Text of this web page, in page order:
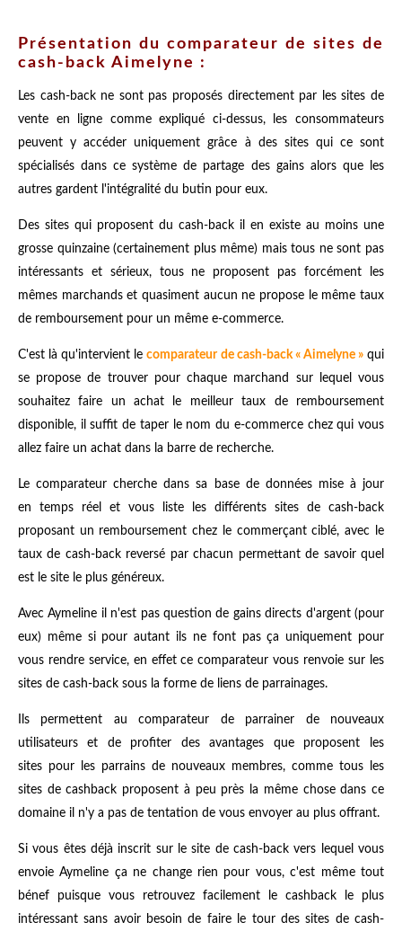
Présentation du comparateur de sites de
cash-back Aimelyne :
Les cash-back ne sont pas proposés directement par les sites de
vente en ligne comme expliqué ci-dessus, les consommateurs
peuvent y accéder uniquement grâce à des sites qui ce sont
spécialisés dans ce système de partage des gains alors que les
autres gardent l'intégralité du butin pour eux.
Des sites qui proposent du cash-back il en existe au moins une
grosse quinzaine (certainement plus même) mais tous ne sont pas
intéressants et sérieux, tous ne proposent pas forcément les
mêmes marchands et quasiment aucun ne propose le même taux
de remboursement pour un même e-commerce.
C'est là qu'intervient lecomparateur de cash-back « Aimelyne »qui
se propose de trouver pour chaque marchand sur lequel vous
souhaitez faire un achat le meilleur taux de remboursement
disponible, il suffit de taper le nom du e-commerce chez qui vous
allez faire un achat dans la barre de recherche.
Le comparateur cherche dans sa base de données mise à jour
en temps réel et vous liste les différents sites de cash-back
proposant un remboursement chez le commerçant ciblé, avec le
taux de cash-back reversé par chacun permettant de savoir quel
est le site le plus généreux.
Avec Aymeline il n'est pas question de gains directs d'argent (pour
eux) même si pour autant ils ne font pas ça uniquement pour
vous rendre service, en effet ce comparateur vous renvoie sur les
sites de cash-back sous la forme de liens de parrainages.
Ils permettent au comparateur de parrainer de nouveaux
utilisateurs et de profiter des avantages que proposent les
sites pour les parrains de nouveaux membres, comme tous les
sites de cashback proposent à peu près la même chose dans ce
domaine il n'y a pas de tentation de vous envoyer au plus offrant.
Si vous êtes déjà inscrit sur le site de cash-back vers lequel vous
envoie Aymeline ça ne change rien pour vous, c'est même tout
bénef puisque vous retrouvez facilement le cashback le plus
intéressant sans avoir besoin de faire le tour des sites de cash-